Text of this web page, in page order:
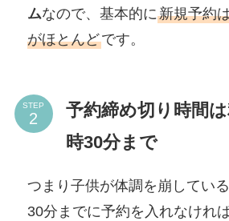
ムなので、基本的に新規予約
がほとんどです。
STEP
予約締め切り時間
時30分まで
つまり子供が体調を崩してい
30分までに予約を入れなけれ